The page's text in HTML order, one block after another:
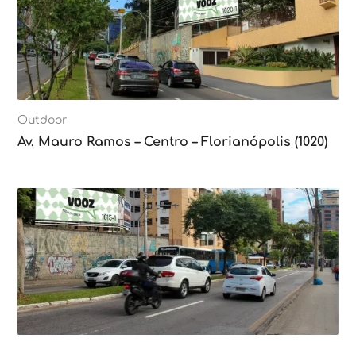
Outdoor
Av. Mauro Ramos – Centro – Florianópolis (1020)